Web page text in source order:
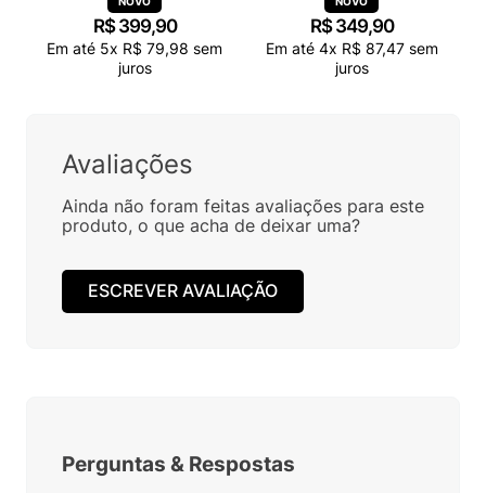
R$ 399,90
Em até 5x R$ 79,98 sem
juros
R$ 349,90
Em até 4x R$ 87,47sem
juros
Avaliações
Ainda não foram feitas avaliações para este
produto, o que acha de deixar uma?
ESCREVER AVALIAÇÃO
Perguntas & Respostas